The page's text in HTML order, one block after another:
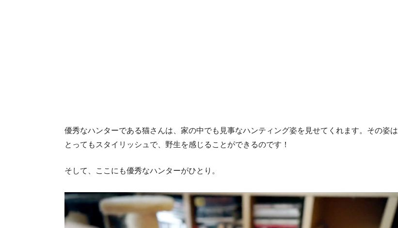
優秀なハンターである猫さんは、家の中でも見事なハンティング姿を見せてくれます。その姿は
とってもスタイリッシュで、野生を感じることができるのです！
そして、ここにも優秀なハンターがひとり。